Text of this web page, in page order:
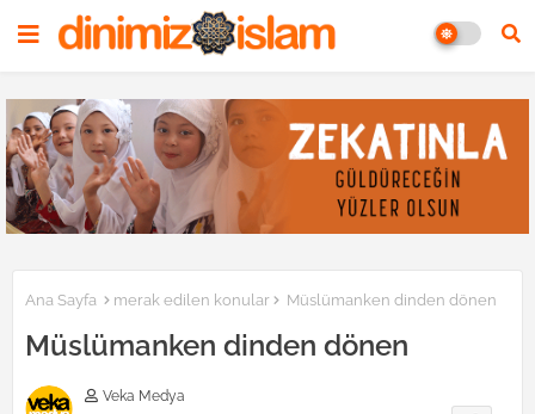
Ana Sayfa merak edilen konular Müslümanken dinden dönen
Müslümanken dinden dönen
Veka Medya